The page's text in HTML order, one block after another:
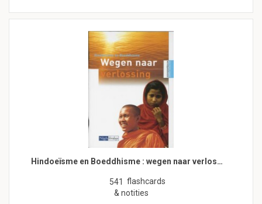
Hindoeïsme en Boeddhisme : wegen naar verlos…
541 flashcards
& notities